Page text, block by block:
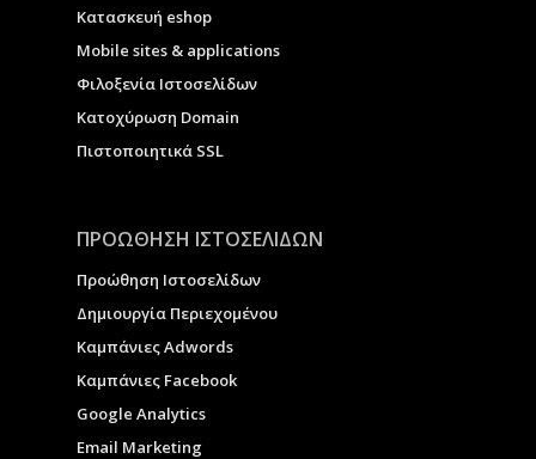
Κατασκευή eshop
Μobile sites & applications
Φιλοξενία Ιστοσελίδων
Κατοχύρωση Domain
Πιστοποιητικά SSL
ΠΡΟΩΘΗΣΗ ΙΣΤΟΣΕΛΙΔΩΝ
Προώθηση Ιστοσελίδων
Δημιουργία Περιεχομένου
Καμπάνιες Adwords
Καμπάνιες Facebook
Google Analytics
Email Marketing